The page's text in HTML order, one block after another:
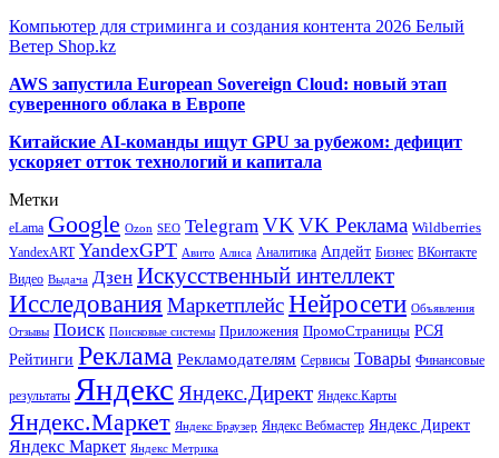
Компьютер для стриминга и создания контента 2026 Белый
Ветер Shop.kz
AWS запустила European Sovereign Cloud: новый этап
суверенного облака в Европе
Китайские AI-команды ищут GPU за рубежом: дефицит
ускоряет отток технологий и капитала
Метки
eLama Google Ozon SEO Telegram VK VK Реклама Wildberries
YandexART YandexGPT Авито Алиса Аналитика Апдейт Бизнес ВКонтакте
Видео Выдача Дзен Искусственный интеллект
Исследования МаркетплейсНейросети Объявления
Отзывы Поиск Поисковые системы Приложения ПромоСтраницы РСЯ
Рейтинги Реклама Рекламодателям Сервисы Товары Финансовые
результаты Яндекс Яндекс.Директ Яндекс.Карты
Яндекс.Маркет Яндекс Браузер Яндекс Вебмастер Яндекс Директ
Яндекс Маркет Яндекс Метрика